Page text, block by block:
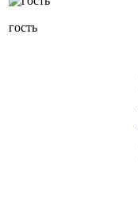
гость